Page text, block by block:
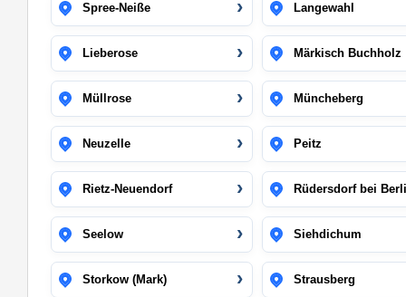
Spree-Neiße Langewahl
Lieberose Märkisch Buchholz
Müllrose Müncheberg
Neuzelle Peitz
Rietz-Neuendorf Rüdersdorf bei
Seelow Siehdichum
Storkow (Mark) Strausberg